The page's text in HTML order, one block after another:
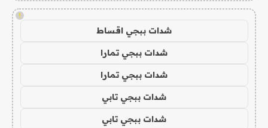
!
شدات ببجي اقساط
شدات ببجي تمارا
شدات ببجي تمارا
شدات ببجي تابي
شدات ببجي تابي